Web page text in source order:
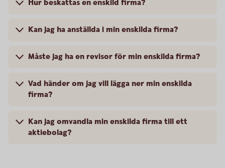
Hur beskattas en enskild firma?
Kan jag ha anställda i min enskilda firma?
Måste jag ha en revisor för min enskilda firma?
Vad händer om jag vill lägga ner min enskilda
firma?
Kan jag omvandla min enskilda firma till ett
aktiebolag?